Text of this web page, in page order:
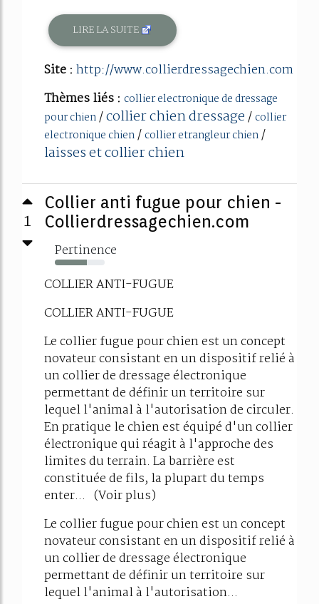
LIRE LA SUITE
Site : http://www.collierdressagechien.com
Thèmes liés : collier electronique de dressage
pour chien/collier chien dressage/ collier
electronique chien/ collier etrangleur chien/
laisses et collier chien
1
Collier anti fugue pour chien -
Collierdressagechien.com
Pertinence
64%
COLLIER ANTI-FUGUE
COLLIER ANTI-FUGUE
Le collier fugue pour chien est un concept
novateur consistant en un dispositif relié à
un collier de dressage électronique
permettant de définir un territoire sur
lequel l'animal à l'autorisation de circuler.
En pratique le chien est équipé d'un collier
électronique qui réagit à l'approche des
limites du terrain. La barrière est
constituée de fils, la plupart du temps
enter... (Voir plus)
Le collier fugue pour chien est un concept
novateur consistant en un dispositif relié à
un collier de dressage électronique
permettant de définir un territoire sur
lequel l'animal à l'autorisation...